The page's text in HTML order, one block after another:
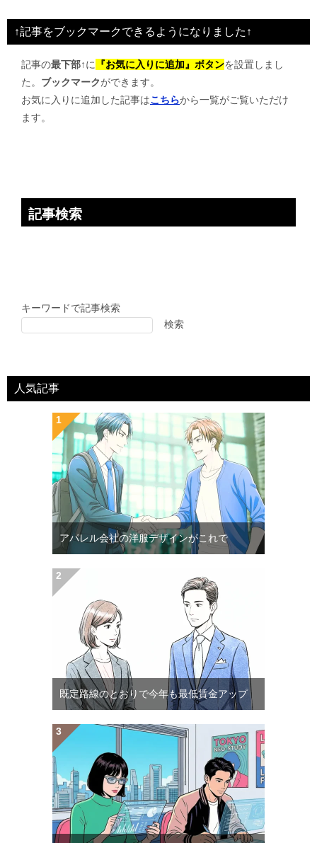
ビ
ゲ
↑記事をブックマークできるようになりました↑
記事の最下部↑に 『お気に入りに追加』ボタンを設置しまし
た。 ブックマークができます。
お気に入りに追加した記事はこちらから一覧がご覧いただけ
ます。
記事検索
キーワードで記事検索
検索
人気記事
アパレル会社の洋服デザインがこれで
既定路線のとおりで今年も最低賃金アップ